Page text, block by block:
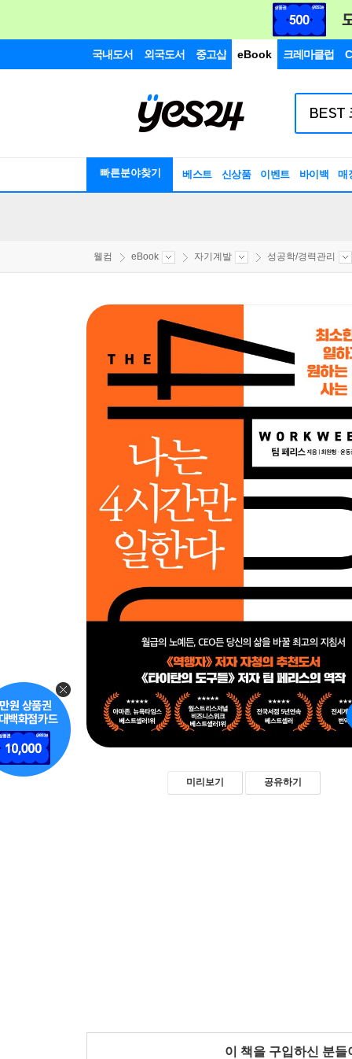
국내도서 외국도서 중고샵 eBook 크레마클럽
빠른분야찾기 베스트 신상품 이벤트 바이백 매
웰컴 eBook 자기계발 성공학/경력관리
미리보기 공유하기
이 책을 구입하신 분